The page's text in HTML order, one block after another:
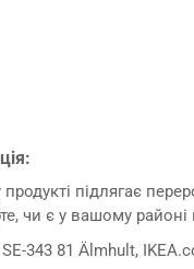
підлягає
чи є у вашому
343 81 Älmhult,